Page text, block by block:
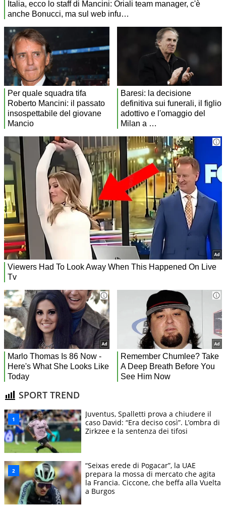
SPORT TREND
Juventus, Spalletti prova a chiudere il
caso David: “Era deciso così”. L’ombra di
Zirkzee e la sentenza dei tifosi
“Seixas erede di Pogacar”, la UAE
prepara la mossa di mercato che agita
la Francia. Ciccone, che beffa alla Vuelta
a Burgos